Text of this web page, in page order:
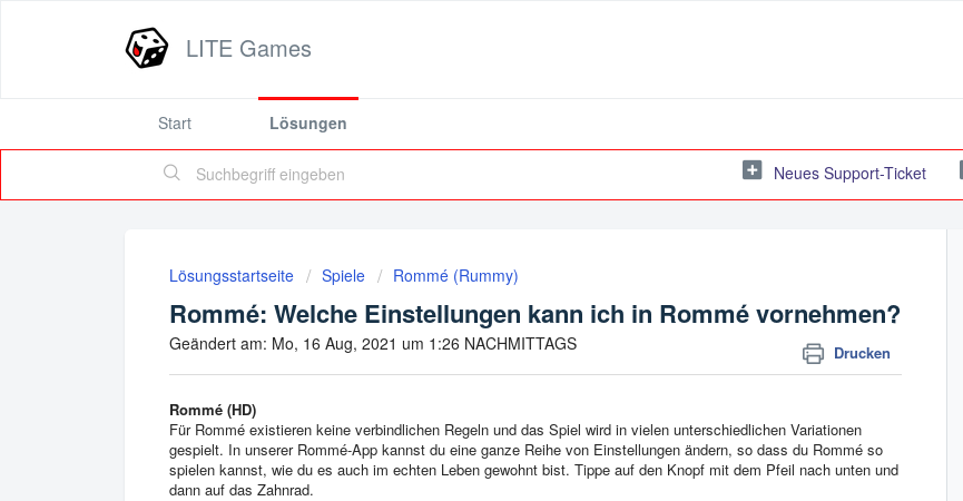
LITE Games
Start Lösungen
Neues Support-Ticket
Lösungsstartseite Spiele Rommé (Rummy)
Rommé: Welche Einstellungen kann ich in Rommé vornehmen?
Drucken
Geändert am: Mo, 16 Aug, 2021 um 1:26 NACHMITTAGS
Rommé (HD)
Für Rommé existieren keine verbindlichen Regeln und das Spiel wird in vielen unterschiedlichen Variationen
gespielt. In unserer Rommé-App kannst du eine ganze Reihe von Einstellungen ändern, so dass du Rommé so
spielen kannst, wie du es auch im echten Leben gewohnt bist. Tippe auf den Knopf mit dem Pfeil nach unten und
dann auf das Zahnrad.